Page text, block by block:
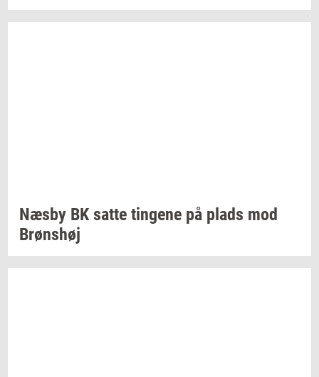
Næsby BK satte tin­ge­ne på plads mod
Brøns­høj